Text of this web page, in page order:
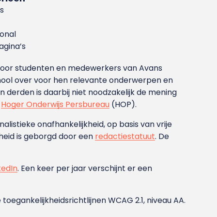
studenten en medewerkers van Avans
over voor hen relevante onderwerpen en
is daarbij niet noodzakelijk de mening
Hoger Onderwijs Persbureau (HOP).
onafhankelijkheid, op basis van vrije
is geborgd door een redactiestatuut. De
. Een keer per jaar verschijnt er een
WCAG 2.1, niveau AA.